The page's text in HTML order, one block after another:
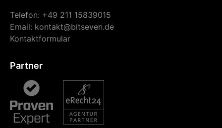
Telefon: +49 211 15839015
Email: kontakt@bitseven.de
Kontaktformular
Partner